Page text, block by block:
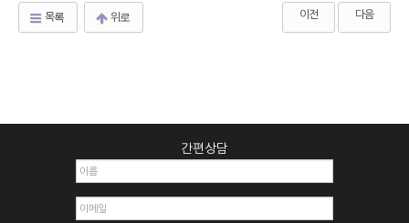
목록 위로 이전 다음
간편상담